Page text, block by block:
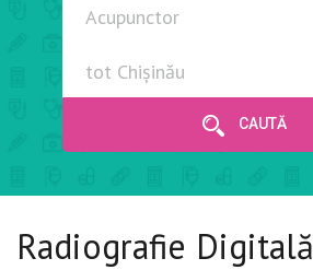
CAUTĂ
Radiografie Digitală